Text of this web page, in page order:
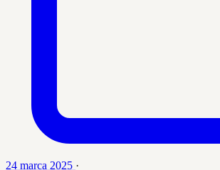
24 marca 2025 ·